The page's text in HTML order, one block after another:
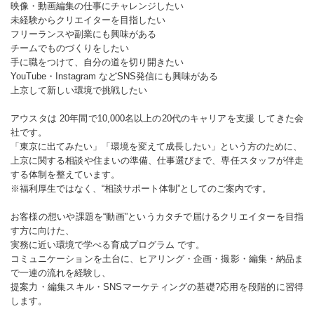
映像・動画編集の仕事にチャレンジしたい
未経験からクリエイターを目指したい
フリーランスや副業にも興味がある
チームでものづくりをしたい
手に職をつけて、自分の道を切り開きたい
YouTube・Instagram などSNS発信にも興味がある
上京して新しい環境で挑戦したい
アウスタは 20年間で10,000名以上の20代のキャリアを支援 してきた会
社です。
「東京に出てみたい」「環境を変えて成長したい」という方のために、
上京に関する相談や住まいの準備、仕事選びまで、専任スタッフが伴走
する体制を整えています。
※福利厚生ではなく、“相談サポート体制”としてのご案内です。
お客様の想いや課題を“動画”というカタチで届けるクリエイターを目指
す方に向けた、
実務に近い環境で学べる育成プログラム です。
コミュニケーションを土台に、ヒアリング・企画・撮影・編集・納品ま
で一連の流れを経験し、
提案力・編集スキル・SNSマーケティングの基礎?応用を段階的に習得
します。